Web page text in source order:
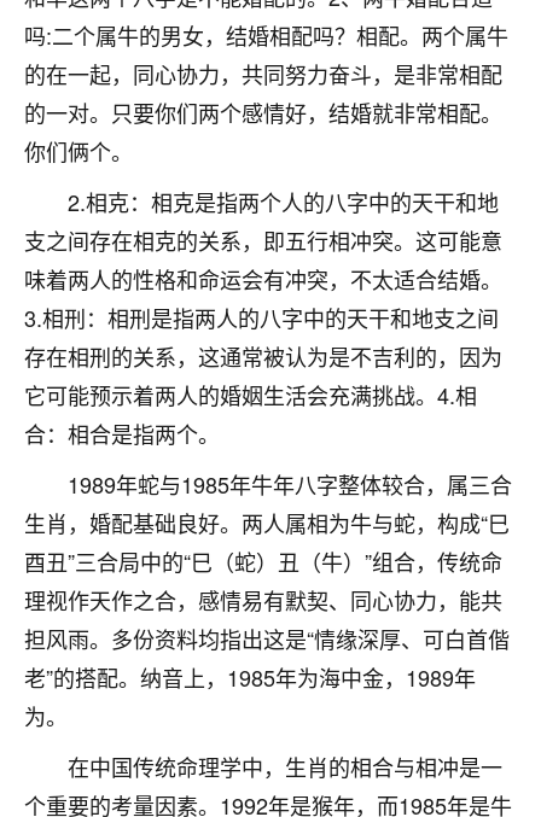
吗:二个属牛的男女，结婚相配吗？相配。两个属牛
的在一起，同心协力，共同努力奋斗，是非常相配
的一对。只要你们两个感情好，结婚就非常相配。
你们俩个。
2.相克：相克是指两个人的八字中的天干和地
支之间存在相克的关系，即五行相冲突。这可能意
味着两人的性格和命运会有冲突，不太适合结婚。
3.相刑：相刑是指两人的八字中的天干和地支之间
存在相刑的关系，这通常被认为是不吉利的，因为
它可能预示着两人的婚姻生活会充满挑战。4.相
合：相合是指两个。
1989年蛇与1985年牛年八字整体较合，属三合
生肖，婚配基础良好。两人属相为牛与蛇，构成“巳
酉丑”三合局中的“巳（蛇）丑（牛）”组合，传统命
理视作天作之合，感情易有默契、同心协力，能共
担风雨。多份资料均指出这是“情缘深厚、可白首偕
老”的搭配。纳音上，1985年为海中金，1989年
为。
在中国传统命理学中，生肖的相合与相冲是一
个重要的考量因素。1992年是猴年，而1985年是牛
3小时前 来自河北 16
付深
我是公司人事调整，有升迁机会，但同时竞争的我们
三个，找老师的时候是抱着侥幸心理，没想到老师看
着我晋升有望，我半信半疑的按照老师建议，做了化
太岁还有一个发钱粮，本来年前的人事调整，拖到年
后，我以为都没戏了，结果开年一上班，开会提拔升
职第一个就是我，职务无所谓，主要是底薪加了
3000，非常开心，无论如何，感恩感谢！🙏🏻
鹿森：恭喜升职加薪！！，请客吗？�
12小时前 来自北京 32
我身体不太好，总是病病殃殃的，去检查又没什么大
问题，反正就是不舒服。中医西医看遍了，找不到问
题，后来无意中看到有人推荐慧来老师，跟老师聊过
之后，心情豁然开朗，也听老师建议，处理了一些因
果问题。今年以来，身体比以前好多，主要是心情好
了，老师说境随心转，现在深有体会了。
鹿森 ：是的，其实跟老师聊过之后，最大的感
不由人！
1天前 来自四川 9